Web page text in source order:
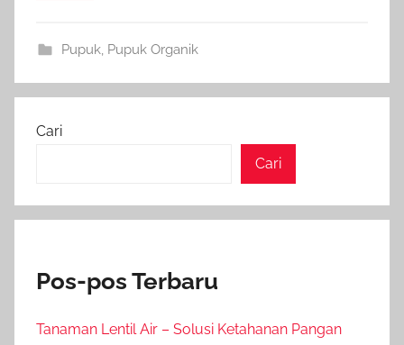
Pupuk, Pupuk Organik
Cari
Cari
Pos-pos Terbaru
Tanaman Lentil Air – Solusi Ketahanan Pangan